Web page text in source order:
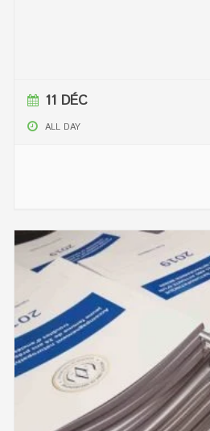
11 DÉC
ALL DAY